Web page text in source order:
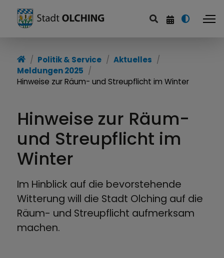
Politik & Service
Aktuelles
Meldungen 2025
Hinweise zur Räum- und Streupflicht im Winter
Hinweise zur Räum-
und Streupflicht im
Winter
Im Hinblick auf die bevorstehende
Witterung will die Stadt Olching auf die
Räum- und Streupflicht aufmerksam
machen.